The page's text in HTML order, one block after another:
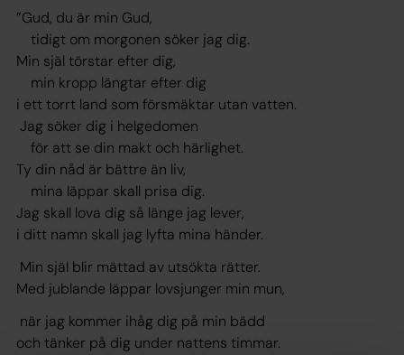
”Gud, du är min Gud,
tidigt om morgonen söker jag dig.
Min själ törstar efter dig,
min kropp längtar efter dig
i ett torrt land som försmäktar utan vatten.
Jag söker dig i helgedomen
för att se din makt och härlighet.
Ty din nåd är bättre än liv,
mina läppar skall prisa dig.
Jag skall lova dig så länge jag lever,
i ditt namn skall jag lyfta mina händer.
Min själ blir mättad av utsökta rätter.
Med jublande läppar lovsjunger min mun,
när jag kommer ihåg dig på min bädd
och tänker på dig under nattens timmar.